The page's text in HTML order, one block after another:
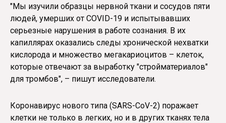
"Мы изучили образцы нервной ткани и сосудов пяти
людей, умерших от COVID-19 и испытывавших
серьезные нарушения в работе сознания. В их
капиллярах оказались следы хронической нехватки
кислорода и множество мегакариоцитов – клеток,
которые отвечают за выработку "стройматериалов"
для тромбов", – пишут исследователи.
Коронавирус нового типа (SARS-CoV-2) поражает
клетки не только в легких, но и в других тканях тела